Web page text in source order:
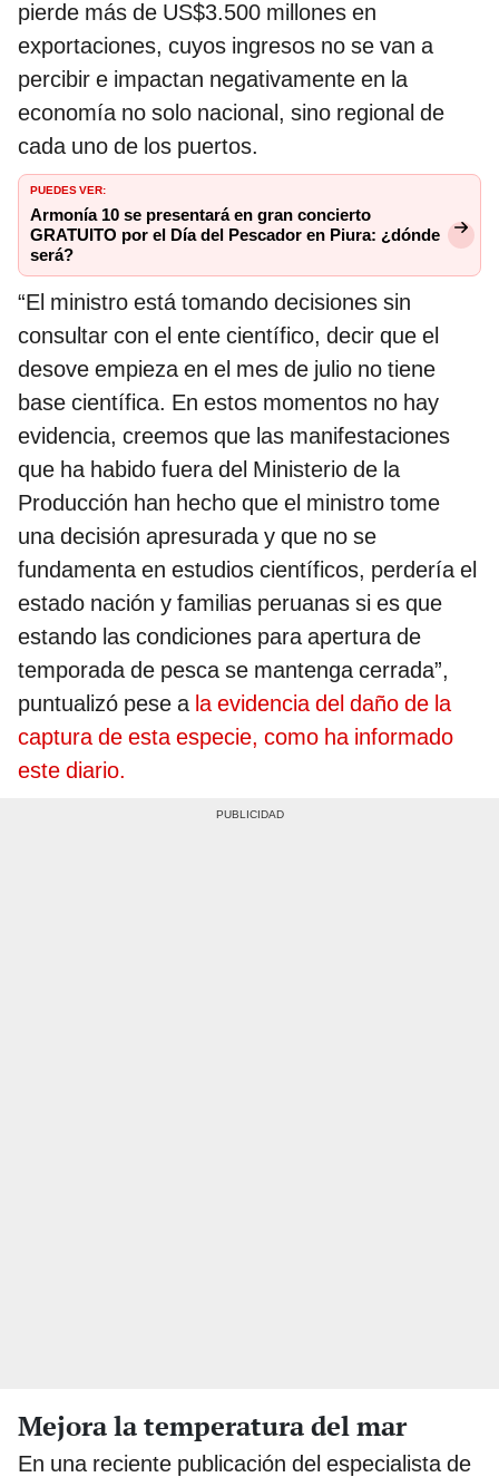
pierde más de US$3.500 millones en
exportaciones, cuyos ingresos no se van a
percibir e impactan negativamente en la
economía no solo nacional, sino regional de
cada uno de los puertos.
PUEDES VER:
Armonía 10 se presentará en gran concierto
GRATUITO por el Día del Pescador en Piura: ¿dónde
será?
“El ministro está tomando decisiones sin
consultar con el ente científico, decir que el
desove empieza en el mes de julio no tiene
base científica. En estos momentos no hay
evidencia, creemos que las manifestaciones
que ha habido fuera del Ministerio de la
Producción han hecho que el ministro tome
una decisión apresurada y que no se
fundamenta en estudios científicos, perdería el
estado nación y familias peruanas si es que
estando las condiciones para apertura de
temporada de pesca se mantenga cerrada”,
puntualizó pese a la evidencia del daño de la
captura de esta especie, como ha informado
este diario.
Mejora la temperatura del mar
En una reciente publicación del especialista de